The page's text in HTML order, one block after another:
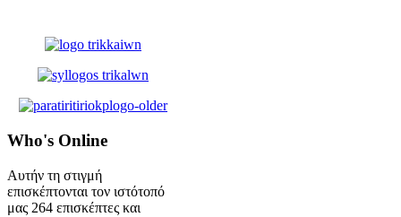
Who's Online
Αυτήν τη στιγμή
επισκέπτονται τον ιστότοπό
μας 264 επισκέπτες και